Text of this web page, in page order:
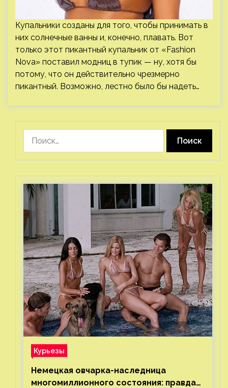
Купальники созданы для того, чтобы принимать в
них солнечные ванны и, конечно, плавать. Вот
только этот пикантный купальник от «Fashion
Nova» поставил модниц в тупик — ну, хотя бы
потому, что он действительно чрезмерно
пикантный. Возможно, лестно было бы надеть…
Курьезы
Немецкая овчарка-наследница
многомиллионного состояния: правда